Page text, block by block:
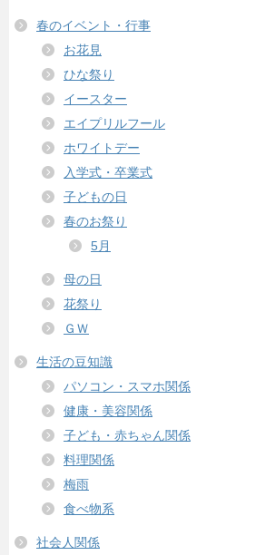
春のイベント・行事
お花見
ひな祭り
イースター
エイプリルフール
ホワイトデー
入学式・卒業式
子どもの日
春のお祭り
5月
母の日
花祭り
ＧＷ
生活の豆知識
パソコン・スマホ関係
健康・美容関係
子ども・赤ちゃん関係
料理関係
梅雨
食べ物系
社会人関係